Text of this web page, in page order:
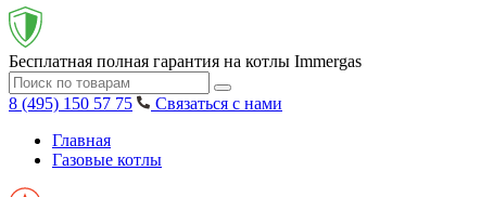
Бесплатная полная гарантия на котлы Immergas
8 (495) 150 57 75
Связаться с нами
Главная
Газовые котлы